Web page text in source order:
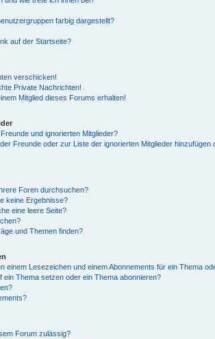
farbig dargestellt?
auf der Startseite?
verschicken!
Private Nachrichten!
Mitglied dieses Forums erhalten!
und ignorierten Mitglieder?
Freunde oder zur Liste der ignorierten Mitglieder hinzufügen
Foren durchsuchen?
keine Ergebnisse?
eine leere Seite?
und Themen finden?
einem Lesezeichen und einem Abonnements für ein Thema
ein Thema setzen oder ein Thema abonnieren?
Forum zulässig?